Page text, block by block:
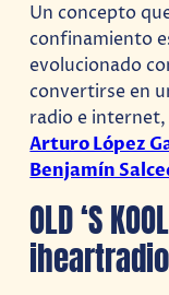
Un concepto
confinamiento
evolucionado
convertirse en
radio e
Arturo López
Benjamín
OLD ‘S
iheartradio